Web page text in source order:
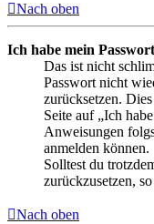
Nach oben
Ich habe mein
Das ist nicht
Passwort nicht
zurücksetzen.
Seite auf „Ich
Anweisungen
anmelden können.
Solltest du
zurückzusetzen,
Nach oben